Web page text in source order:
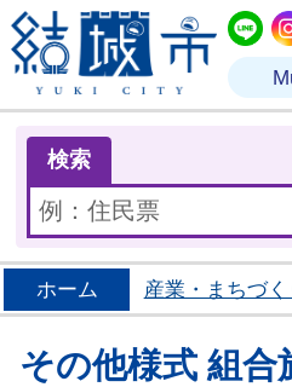
検索
ホーム 産業・まちづく
その他様式 組合